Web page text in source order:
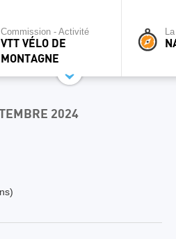
Commission - Activité
VTT VÉLO DE
MONTAGNE
2024